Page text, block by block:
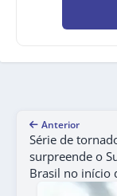
Anterior
Série de
surpreende o
Brasil no início